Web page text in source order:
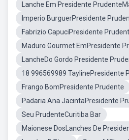
Lanche Em Presidente
Imperio BurguerPresidente
Fabrizio CapuciPresidente
Maduro Gourmet EmPresidente
LancheDo Gordo Presidente
18 996569989 TaylinePresidente
Frango BomPresidente Prudente
Padaria Ana JacintaPresidente
Seu PrudenteCuritiba Bar
Maionese DosLanches De